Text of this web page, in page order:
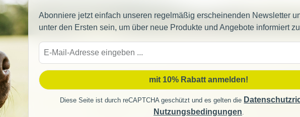
Abonniere jetzt einfach unseren regelmäßig erscheinenden Newsletter
unter den Ersten sein, um über neue Produkte und Angebote informiert
Adresse
mit 10% Rabatt anmelden!
Diese Seite ist durch reCAPTCHA geschützt und es gelten die
Nutzungsbedingungen.